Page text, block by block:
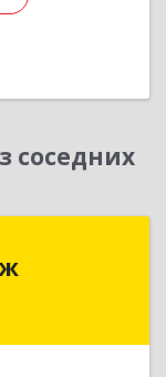
соседних
Воронеж
г, 20-летия